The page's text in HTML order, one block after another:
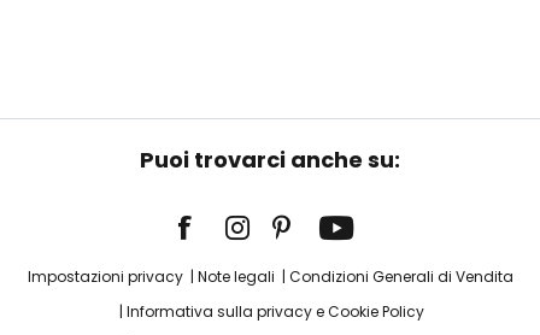
Puoi trovarci anche su:
Impostazioni privacy Note legali
Condizioni Generali di Vendita
Informativa sulla privacy e Cookie Policy